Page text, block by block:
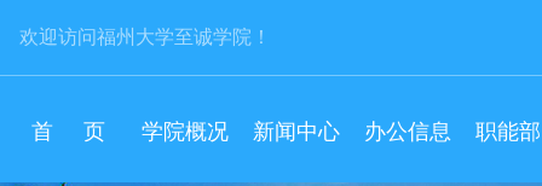
欢迎访问福州大学至诚学院！
首 页 学院概况 新闻中心 办公信息 职能